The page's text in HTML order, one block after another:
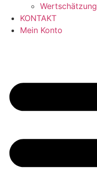
Wertschätzung
KONTAKT
Mein Konto